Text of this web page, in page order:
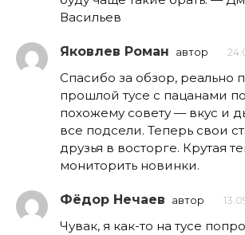
Васильев
Яковлев Роман автор
Спасибо за обзор, реально
прошлой тусе с пацанами
похожему совету — вкус и
все подсели. Теперь свои
друзья в восторге. Крутая
мониторить новинки.
Фёдор Нечаев автор
Чувак, я как-то на тусе